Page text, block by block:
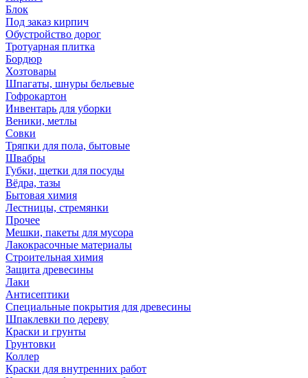
Блок
Под заказ кирпич
Обустройство дорог
Тротуарная плитка
Бордюр
Хозтовары
Шпагаты, шнуры бельевые
Гофрокартон
Инвентарь для уборки
Веники, метлы
Совки
Тряпки для пола, бытовые
Швабры
Губки, щетки для посуды
Вёдра, тазы
Бытовая химия
Лестницы, стремянки
Прочее
Мешки, пакеты для мусора
Лакокрасочные материалы
Строительная химия
Защита древесины
Лаки
Антисептики
Специальные покрытия для древесины
Шпаклевки по дереву
Краски и грунты
Грунтовки
Коллер
Краски для внутренних работ